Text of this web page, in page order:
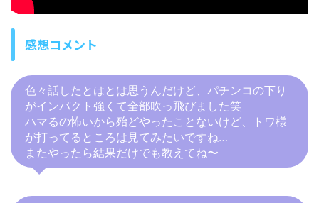
感想コメント
色々話したとはとは思うんだけど、パチンコの下り
がインパクト強くて全部吹っ飛びました笑
ハマるの怖いから殆どやったことないけど、トワ様
が打ってるところは見てみたいですね…
またやったら結果だけでも教えてね〜